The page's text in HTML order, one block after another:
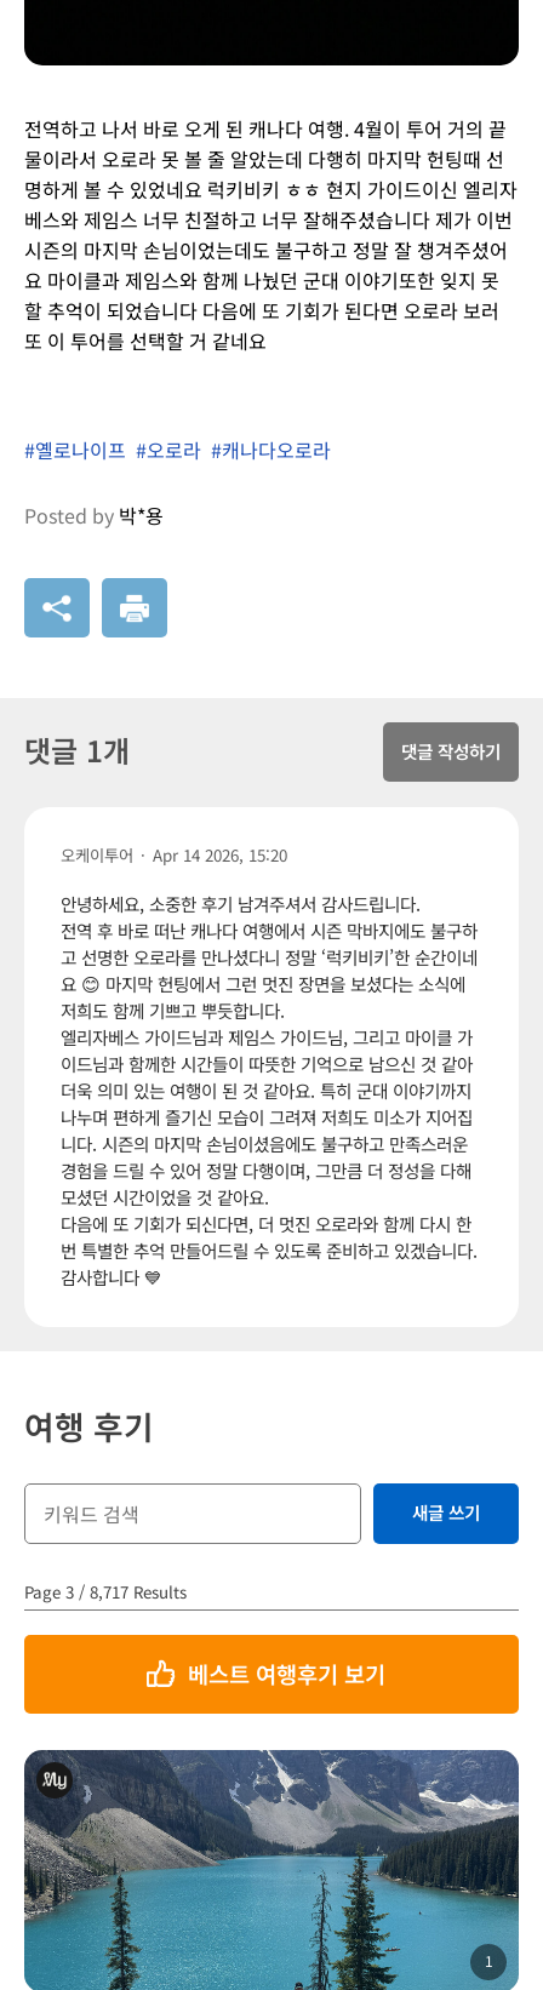
전역하고 나서 바로 오게 된 캐나다 여행. 4월이 투어 거의 끝
물이라서 오로라 못 볼 줄 알았는데 다행히 마지막 헌팅때 선
명하게 볼 수 있었네요 럭키비키 ㅎㅎ 현지 가이드이신 엘리자
베스와 제임스 너무 친절하고 너무 잘해주셨습니다 제가 이번
시즌의 마지막 손님이었는데도 불구하고 정말 잘 챙겨주셨어
요 마이클과 제임스와 함께 나눴던 군대 이야기또한 잊지 못
할 추억이 되었습니다 다음에 또 기회가 된다면 오로라 보러
또 이 투어를 선택할 거 같네요
#옐로나이프 #오로라 #캐나다오로라
Posted by 박*용
댓글 1개 댓글 작성하기
오케이투어 · Apr 14 2026, 15:20
안녕하세요, 소중한 후기 남겨주셔서 감사드립니다.
전역 후 바로 떠난 캐나다 여행에서 시즌 막바지에도 불구하
고 선명한 오로라를 만나셨다니 정말 ‘럭키비키’한 순간이네
요 😊 마지막 헌팅에서 그런 멋진 장면을 보셨다는 소식에
저희도 함께 기쁘고 뿌듯합니다.
엘리자베스 가이드님과 제임스 가이드님, 그리고 마이클 가
이드님과 함께한 시간들이 따뜻한 기억으로 남으신 것 같아
더욱 의미 있는 여행이 된 것 같아요. 특히 군대 이야기까지
나누며 편하게 즐기신 모습이 그려져 저희도 미소가 지어집
니다. 시즌의 마지막 손님이셨음에도 불구하고 만족스러운
경험을 드릴 수 있어 정말 다행이며, 그만큼 더 정성을 다해
모셨던 시간이었을 것 같아요.
다음에 또 기회가 되신다면, 더 멋진 오로라와 함께 다시 한
번 특별한 추억 만들어드릴 수 있도록 준비하고 있겠습니다.
감사합니다 💙
여행 후기
새글 쓰기
Page 3 / 8,717 Results
베스트 여행후기 보기
1